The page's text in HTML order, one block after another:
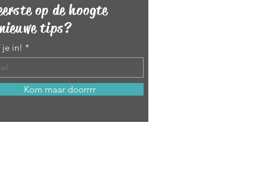
op de hoogte
tips?
je in!
Kom maar doorrrr